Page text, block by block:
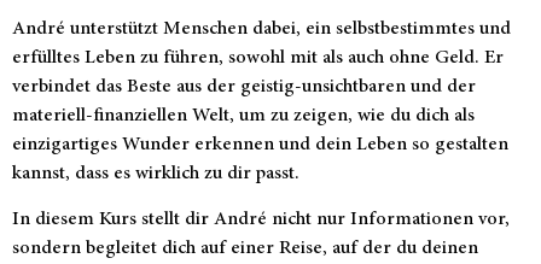
André unterstützt Menschen dabei, ein selbstbestimmtes und
erfülltes Leben zu führen, sowohl mit als auch ohne Geld. Er
verbindet das Beste aus der geistig-unsichtbaren und der
materiell-finanziellen Welt, um zu zeigen, wie du dich als
einzigartiges Wunder erkennen und dein Leben so gestalten
kannst, dass es wirklich zu dir passt.
In diesem Kurs stellt dir André nicht nur Informationen vor,
sondern begleitet dich auf einer Reise, auf der du deinen